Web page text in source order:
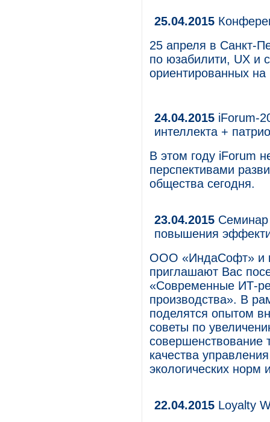
25.04.2015
25 апреля в Санкт-
по юзабилити, UX и
ориентированных
24.04.2015 iForum-
интеллекта +
В этом году iForum
перспективами
общества сегодня.
23.04.2015
повышения
ООО «ИндаСофт» и
приглашают Вас
«Современные ИТ-
производства». В
поделятся опытом
советы по
совершенствование
качества
экологических норм
22.04.2015 Loyalty